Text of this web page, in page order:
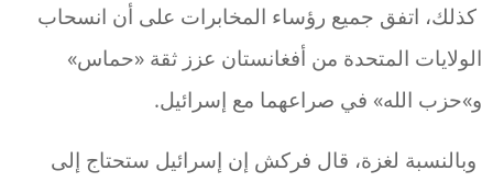
كذلك، اتفق جميع رؤساء المخابرات على أن انسحاب
الولايات المتحدة من أفغانستان عزز ثقة «حماس»
و»حزب الله» في صراعهما مع إسرائيل.
وبالنسبة لغزة، قال فركش إن إسرائيل ستحتاج إلى